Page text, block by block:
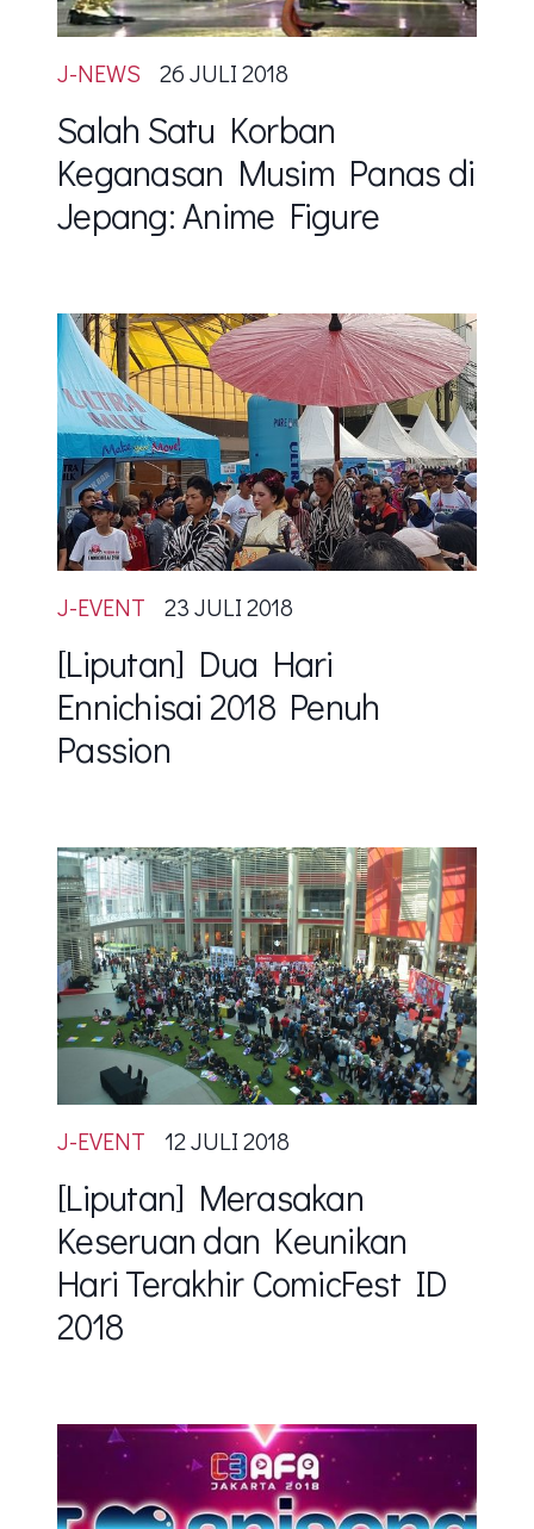
J-NEWS 26 JULI 2018
Salah Satu Korban
Keganasan Musim Panas di
Jepang: Anime Figure
J-EVENT 23 JULI 2018
[Liputan] Dua Hari
Ennichisai 2018 Penuh
Passion
J-EVENT 12 JULI 2018
[Liputan] Merasakan
Keseruan dan Keunikan
Hari Terakhir ComicFest ID
2018